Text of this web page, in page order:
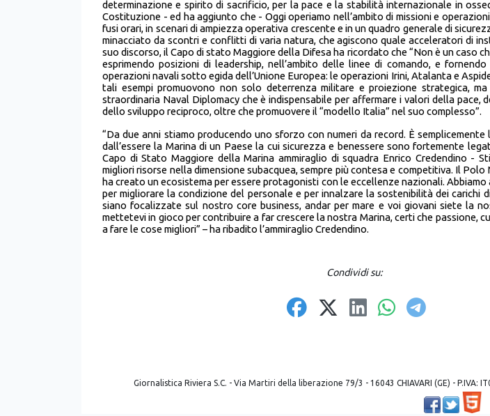
determinazione e spirito di sacrificio, per la pace e la stabilità internazionale in
Costituzione - ed ha aggiunto che - Oggi operiamo nell’ambito di missioni e
fusi orari, in scenari di ampiezza operativa crescente e in un quadro generale di
minacciato da scontri e conflitti di varia natura, che agiscono quale acceleratori di
suo discorso, il Capo di stato Maggiore della Difesa ha ricordato che “Non è un caso
esprimendo posizioni di leadership, nell’ambito delle linee di comando, e
operazioni navali sotto egida dell’Unione Europea: le operazioni Irini, Atalanta e
tali esempi promuovono non solo deterrenza militare e proiezione strategica,
straordinaria Naval Diplomacy che è indispensabile per affermare i valori della pace,
dello sviluppo reciproco, oltre che promuovere il “modello Italia” nel suo complesso”.
“Da due anni stiamo producendo uno sforzo con numeri da record. È semplicemente
dall’essere la Marina di un Paese la cui sicurezza e benessere sono fortemente
Capo di Stato Maggiore della Marina ammiraglio di squadra Enrico Credendino -
migliori risorse nella dimensione subacquea, sempre più contesa e competitiva. Il
ha creato un ecosistema per essere protagonisti con le eccellenze nazionali.
per migliorare la condizione del personale e per innalzare la sostenibilità dei carichi
siano focalizzate sul nostro core business, andar per mare e voi giovani siete la
mettetevi in gioco per contribuire a far crescere la nostra Marina, certi che passione,
a fare le cose migliori” – ha ribadito l’ammiraglio Credendino.
Condividi su:
Giornalistica Riviera S.C. - Via Martiri della liberazione 79/3 - 16043 CHIAVARI (GE) - P.IVA: